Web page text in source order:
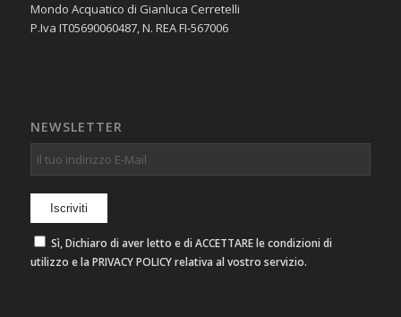
Mondo Acquatico di Gianluca Cerretelli
P.Iva IT05690060487, N. REA FI-567006
NEWSLETTER
Sì, Dichiaro di aver letto e di ACCETTARE le condizioni di
utilizzo e la PRIVACY POLICY relativa al vostro servizio.